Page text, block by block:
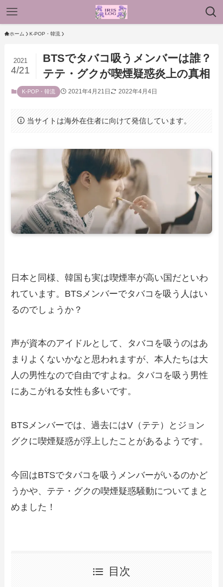
ホーム K-POP・韓流
BTSでタバコ吸うメンバーは誰？
テテ・グクが喫煙疑惑炎上の真相
2021
4/21
K-POP・韓流 2021年4月21日 2022年4月4日
当サイトは海外在住者に向けて発信しています。
日本と同様、韓国も実は喫煙率が高い国だといわ
れています。BTSメンバーでタバコを吸う人はい
るのでしょうか？
声が資本のアイドルとして、タバコを吸うのはあ
まりよくないかなと思われますが、本人たちは大
人の男性なので自由ですよね。タバコを吸う男性
にあこがれる女性も多いです。
BTSメンバーでは、過去にはV（テテ）とジョン
グクに喫煙疑惑が浮上したことがあるようです。
今回はBTSでタバコを吸うメンバーがいるのかど
うかや、テテ・グクの喫煙疑惑騒動についてまと
めました！
目次